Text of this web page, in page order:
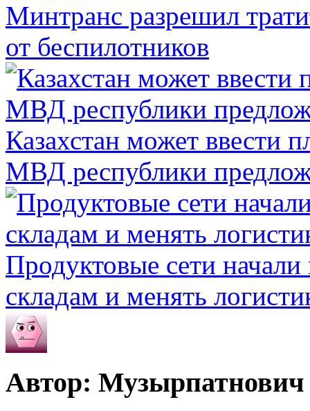
Минтранс разрешил
от беспилотников
Казахстан может ввести
МВД республики
Продуктовые сети начали
складам и менять
Автор: Музырпатнович